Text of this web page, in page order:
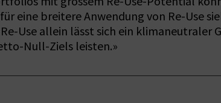
eine breitere Anwendung von Re-Use
Use allein lässt sich ein
Null-Ziels leisten.»